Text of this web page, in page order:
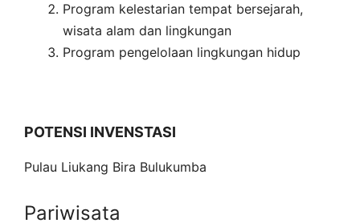
Program kelestarian tempat bersejarah,
wisata alam dan lingkungan
Program pengelolaan lingkungan hidup
POTENSI INVENSTASI
Pulau Liukang Bira Bulukumba
Pariwisata